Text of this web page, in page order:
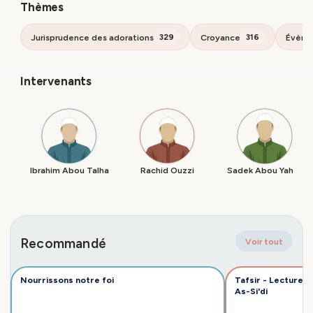
Thèmes
Jurisprudence des adorations 329 Croyance 316
Intervenants
Ibrahim Abou Talha Rachid Ouzzi Sadek Abou Yahya
Recommandé Voir tout
Nourrissons notre foi
Tafsir - Lecture
As-Si'di